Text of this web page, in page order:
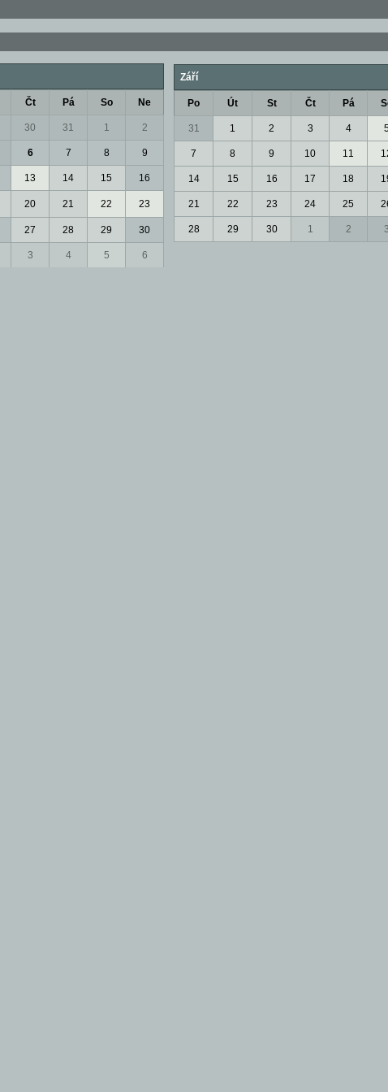
Čt Pá So Ne
30 31 1 2
6 7 8 9
13 14 15 16
20 21 22 23
27 28 29 30
3 4 5 6
Září
Po Út St Čt Pá
31 1 2 3 4
7 8 9 10 11
14 15 16 17 18
21 22 23 24 25
28 29 30 1 2 3